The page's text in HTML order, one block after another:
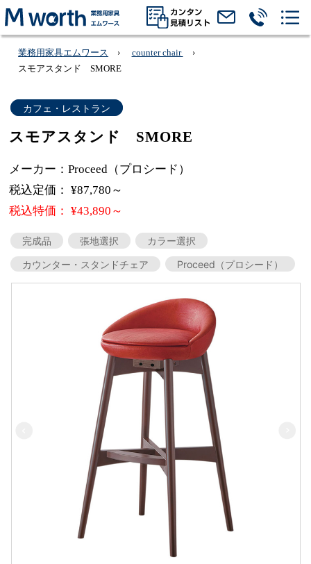
業務用家具エムワース
counter chair
スモアスタンド SMORE
カフェ・レストラン
スモアスタンド SMORE
メーカー：Proceed（プロシード）
税込定価： ¥87,780～
税込特価： ¥43,890～
完成品 張地選択
カラー選択
カウンター・スタンドチェア
Proceed（プロシード）